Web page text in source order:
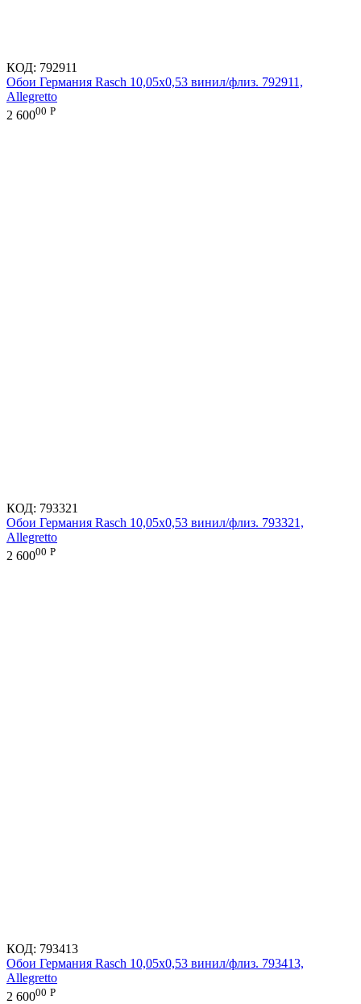
КОД: 792911
Обои Германия Rasch 10,05x0,53 винил/флиз. 792911,
Allegretto
2 60000 Р
КОД: 793321
Обои Германия Rasch 10,05x0,53 винил/флиз. 793321,
Allegretto
2 60000 Р
КОД: 793413
Обои Германия Rasch 10,05x0,53 винил/флиз. 793413,
Allegretto
2 60000 Р